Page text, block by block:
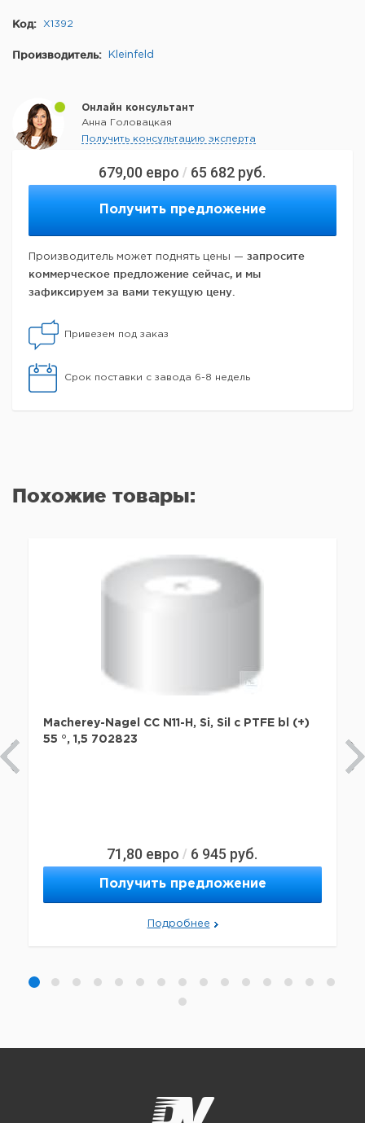
679,00 евро / 65 682 руб.
Получить предложение
Производитель может поднять цены — запросите
коммерческое предложение сейчас, и мы
зафиксируем за вами текущую цену.
Привезем под заказ
Срок поставки с завода 6-8 недель
Код: X1392
Производитель: Kleinfeld
Онлайн консультант
Анна Головацкая
Получить консультацию эксперта
Похожие товары:
Macherey-Nagel CC N11-H, Si, Sil с PTFE bl (+)
55 °, 1,5 702823
71,80 евро / 6 945 руб.
Получить предложение
Подробнее